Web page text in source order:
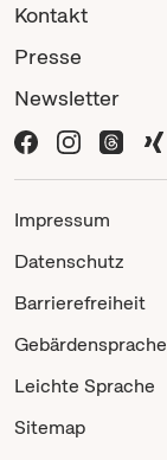
Kontakt
Presse
Newsletter
Impressum
Datenschutz
Barrierefreiheit
Gebärdensprache
Leichte Sprache
Sitemap